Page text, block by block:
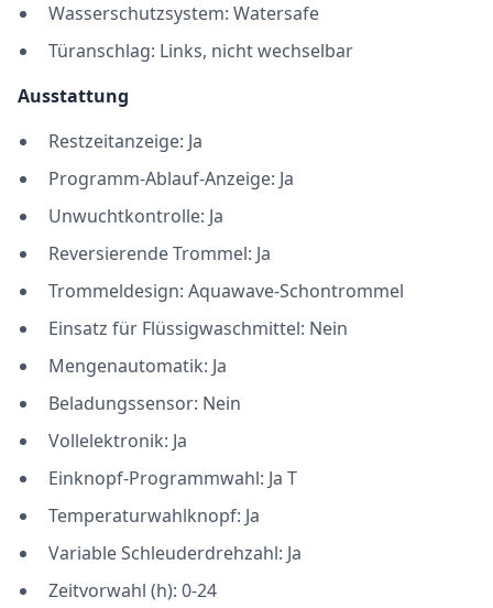
Wasserschutzsystem: Watersafe
Türanschlag: Links, nicht wechselbar
Ausstattung
Restzeitanzeige: Ja
Programm-Ablauf-Anzeige: Ja
Unwuchtkontrolle: Ja
Reversierende Trommel: Ja
Trommeldesign: Aquawave-Schontrommel
Einsatz für Flüssigwaschmittel: Nein
Mengenautomatik: Ja
Beladungssensor: Nein
Vollelektronik: Ja
Einknopf-Programmwahl: Ja T
Temperaturwahlknopf: Ja
Variable Schleuderdrehzahl: Ja
Zeitvorwahl (h): 0-24